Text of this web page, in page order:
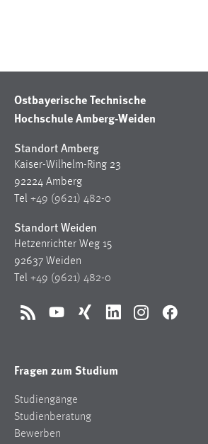
Ostbayerische Technische
Hochschule Amberg-Weiden
Standort Amberg
Kaiser-Wilhelm-Ring 23
92224 Amberg
Tel +49 (9621) 482-0
Standort Weiden
Hetzenrichter Weg 15
92637 Weiden
Tel +49 (9621) 482-0
RSS YouTubeXing LinkedInInstagramFacebook
Fragen zum Studium
Studiengänge
Studienberatung
Bewerben